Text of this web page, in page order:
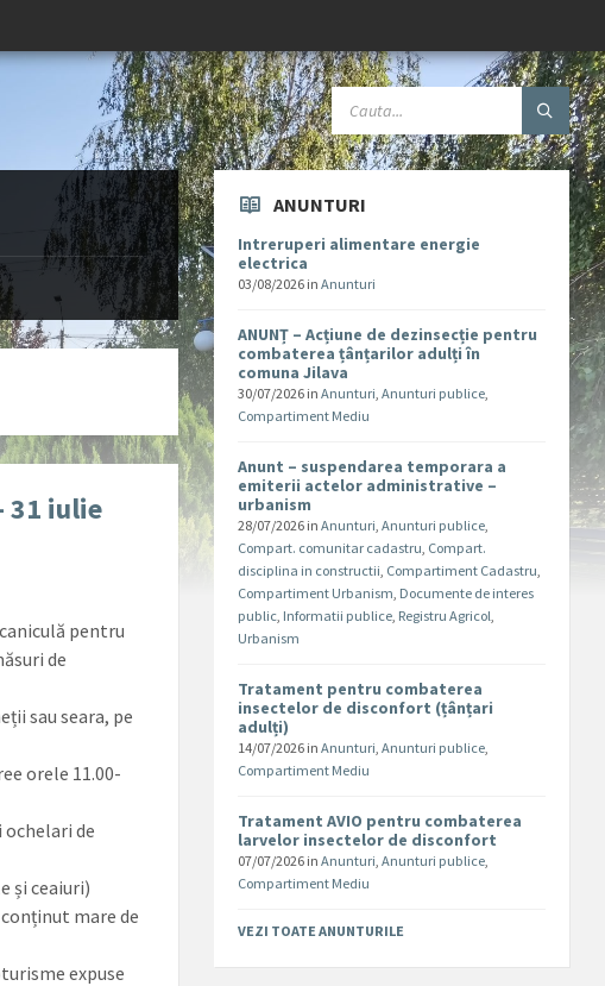
31 iulie
pentru
de
sau seara, pe
orele 11.00-
ochelari de
și ceaiuri)
mare de
expuse
ANUNTURI
Intreruperi alimentare energie
electrica
03/08/2026 inAnunturi
ANUNȚ – Acțiune de dezinsecție pentru
combaterea țânțarilor adulți în
comuna Jilava
30/07/2026 inAnunturi,Anunturi publice,
Compartiment Mediu
Anunt – suspendarea temporara a
emiterii actelor administrative –
urbanism
28/07/2026 inAnunturi,Anunturi publice,
Compart. comunitar cadastru, Compart.
disciplina in constructii, Compartiment Cadastru,
Compartiment Urbanism, Documente de interes
public, Informatii publice, Registru Agricol,
Urbanism
Tratament pentru combaterea
insectelor de disconfort (țânțari
adulți)
14/07/2026 inAnunturi,Anunturi publice,
Compartiment Mediu
Tratament AVIO pentru combaterea
larvelor insectelor de disconfort
07/07/2026 inAnunturi,Anunturi publice,
Compartiment Mediu
VEZI TOATE ANUNTURILE